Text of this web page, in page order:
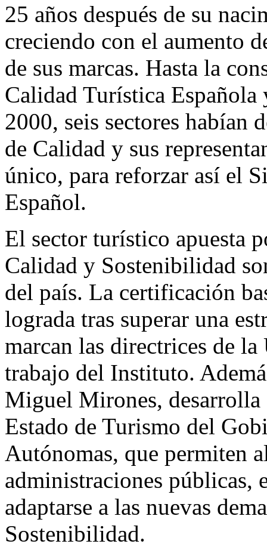
25 años después de su
creciendo con el aumento
de sus marcas. Hasta la
Calidad Turística
2000, seis sectores habían
de Calidad y sus
único, para reforzar así el
Español.
El sector turístico apuesta
Calidad y Sostenibilidad
del país. La certificación
lograda tras superar una
marcan las directrices de
trabajo del Instituto.
Miguel Mirones, desarrolla
Estado de Turismo del
Autónomas, que permiten
administraciones públicas,
adaptarse a las nuevas
Sostenibilidad.